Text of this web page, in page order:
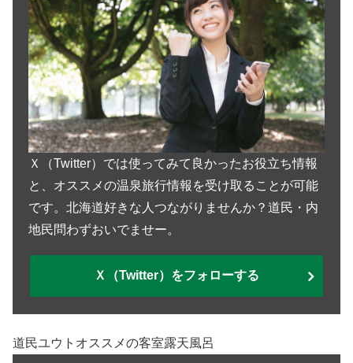
Ｘ（Twitter）では使ってみて良かったお役立ち情報
と、オススメの温泉旅行情報を受け取ることが可能
です。北海道好きな人つながりませんか？道民・内
地民問わずおいでませー。
Ｘ（Twitter）をフォローする
道民ユウトオススメの客室露天風呂